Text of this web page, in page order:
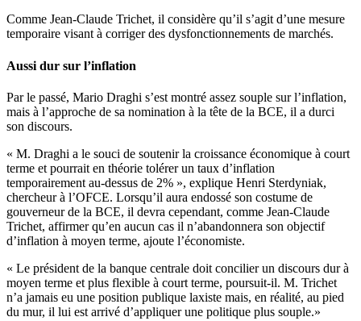
Comme Jean-Claude Trichet, il considère qu’il s’agit d’une mesure
temporaire visant à corriger des dysfonctionnements de marchés.
Aussi dur sur l’inflation
Par le passé, Mario Draghi s’est montré assez souple sur l’inflation,
mais à l’approche de sa nomination à la tête de la BCE, il a durci
son discours.
« M. Draghi a le souci de soutenir la croissance économique à court
terme et pourrait en théorie tolérer un taux d’inflation
temporairement au-dessus de 2% », explique Henri Sterdyniak,
chercheur à l’OFCE. Lorsqu’il aura endossé son costume de
gouverneur de la BCE, il devra cependant, comme Jean-Claude
Trichet, affirmer qu’en aucun cas il n’abandonnera son objectif
d’inflation à moyen terme, ajoute l’économiste.
« Le président de la banque centrale doit concilier un discours dur à
moyen terme et plus flexible à court terme, poursuit-il. M. Trichet
n’a jamais eu une position publique laxiste mais, en réalité, au pied
du mur, il lui est arrivé d’appliquer une politique plus souple.»